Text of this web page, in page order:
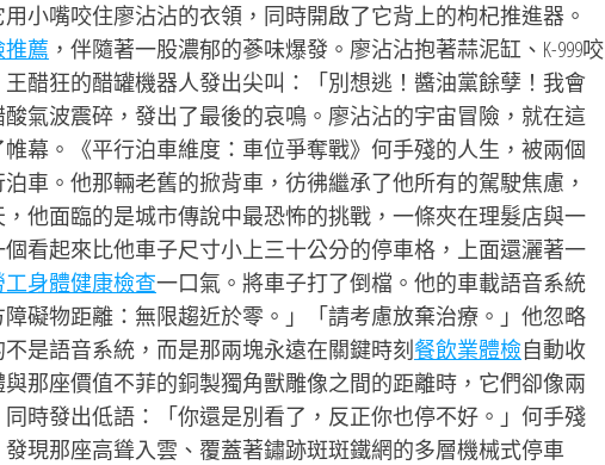
小嘴咬住廖沾沾的衣領，同時開啟了它背上的枸杞推進器。
薦 ，伴隨著一股濃郁的蔘味爆發。廖沾沾抱著蒜泥缸、K-999咬
醋狂的醋罐機器人發出尖叫：「別想逃！醬油黨餘孽！我會
氣波震碎，發出了最後的哀鳴。廖沾沾的宇宙冒險，就在這
幕。《平行泊車維度：車位爭奪戰》何手殘的人生，被兩個
車。他那輛老舊的掀背車，彷彿繼承了他所有的駕駛焦慮，
他面臨的是城市傳說中最恐怖的挑戰，一條夾在理髮店與一
看起來比他車子尺寸小上三十公分的停車格，上面還灑著一
身體健康檢查一口氣。將車子打了倒檔。他的車載語音系統
礙物距離：無限趨近於零。」「請考慮放棄治療。」他忽略
是語音系統，而是那兩塊永遠在關鍵時刻餐飲業體檢自動收
那座價值不菲的銅製獨角獸雕像之間的距離時，它們卻像兩
時發出低語：「你還是別看了，反正你也停不好。」何手殘
現那座高聳入雲、覆蓋著鏽跡斑斑鐵網的多層機械式停車